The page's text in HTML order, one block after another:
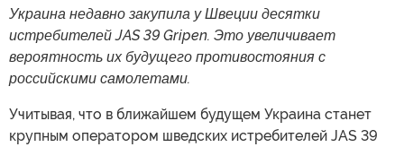
Украина недавно закупила у Швеции десятки
истребителей JAS 39 Gripen. Это увеличивает
вероятность их будущего противостояния с
российскими самолетами.
Учитывая, что в ближайшем будущем Украина станет
крупным оператором шведских истребителей JAS 39